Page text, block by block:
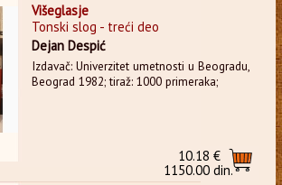
Višeglasje
Tonski slog - treći deo
Dejan Despić
Izdavač: Univerzitet umetnosti u Beogradu,
Beograd 1982; tiraž: 1000 primeraka;
10.18 €
1150.00 din.